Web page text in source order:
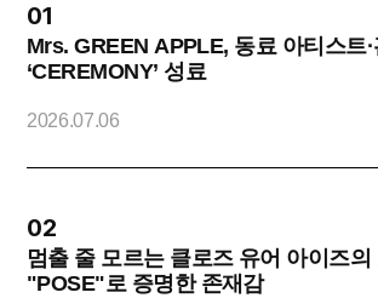
01
Mrs. GREEN APPLE, 동료 아티스트
‘CEREMONY’ 성료
2026.07.06
02
멈출 줄 모르는 클로즈 유어 아이즈의
"POSE"로 증명한 존재감